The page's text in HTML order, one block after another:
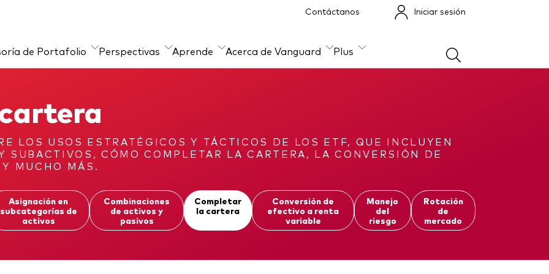
Contáctanos Iniciar sesión
de productos
Inversiones ESG
de Portafolio Perspectivas Aprende Acerca de Vanguard Plus
Alpha®
LOS USOS ESTRATÉGICOS Y TÁCTICOS DE LOS ETF, QUE INCLUYEN
CÓMO COMPLETAR LA CARTERA, LA CONVERSIÓN DE
MUCHO MÁS.
Asignación en
subcategorías de
activos
Combinaciones
de activos y
pasivos
Completar
la cartera
Conversión de
efectivo a renta
variable
Manejo
del
riesgo
Rotación
de
mercado